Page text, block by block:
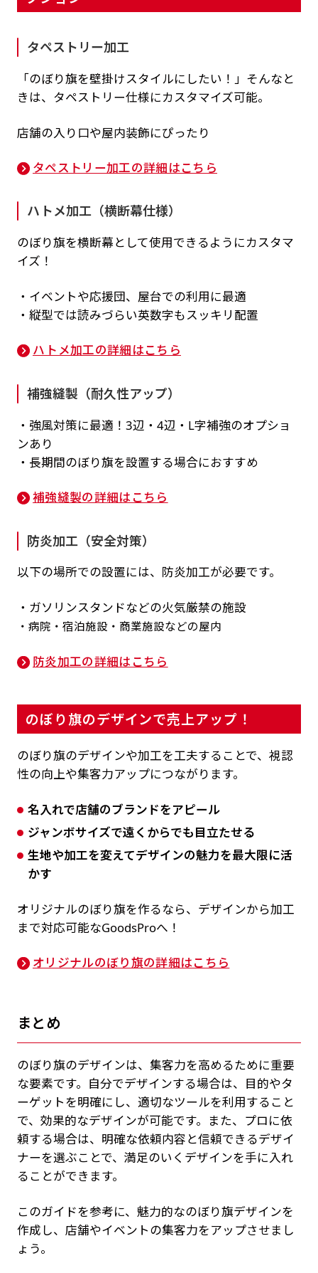
タペストリー加工
「のぼり旗を壁掛けスタイルにしたい！」そんなと
きは、タペストリー仕様にカスタマイズ可能。
店舗の入り口や屋内装飾にぴったり
タペストリー加工の詳細はこちら
ハトメ加工（横断幕仕様）
のぼり旗を横断幕として使用できるようにカスタマ
イズ！
・イベントや応援団、屋台での利用に最適
・縦型では読みづらい英数字もスッキリ配置
ハトメ加工の詳細はこちら
補強縫製（耐久性アップ）
・強風対策に最適！3辺・4辺・L字補強のオプショ
ンあり
・長期間のぼり旗を設置する場合におすすめ
補強縫製の詳細はこちら
防炎加工（安全対策）
以下の場所での設置には、防炎加工が必要です。
・ガソリンスタンドなどの火気厳禁の施設
・病院・宿泊施設・商業施設などの屋内
防炎加工の詳細はこちら
のぼり旗のデザインで売上アップ！
のぼり旗のデザインや加工を工夫することで、視認
性の向上や集客力アップにつながります。
名入れで店舗のブランドをアピール
ジャンボサイズで遠くからでも目立たせる
生地や加工を変えてデザインの魅力を最大限に活
かす
オリジナルのぼり旗を作るなら、デザインから加工
まで対応可能なGoodsProへ！
オリジナルのぼり旗の詳細はこちら
まとめ
のぼり旗のデザインは、集客力を高めるために重要
な要素です。自分でデザインする場合は、目的やタ
ーゲットを明確にし、適切なツールを利用すること
で、効果的なデザインが可能です。また、プロに依
頼する場合は、明確な依頼内容と信頼できるデザイ
ナーを選ぶことで、満足のいくデザインを手に入れ
ることができます。
このガイドを参考に、魅力的なのぼり旗デザインを
作成し、店舗やイベントの集客力をアップさせまし
ょう。